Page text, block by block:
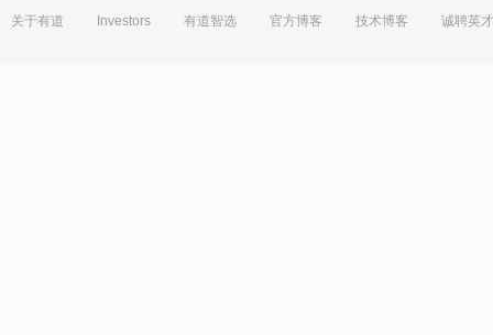
关于有道 Investors 有道智选 官方博客 技术博客 诚聘英才